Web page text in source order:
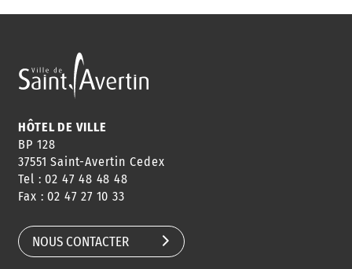
ANNUAIRE
HORAIRES
CONSEILS
DE QUARTIER
HÔTEL DE VILLE
BP 128
37551 Saint-Avertin Cedex
Tel : 02 47 48 48 48
Fax : 02 47 27 10 33
NOUS CONTACTER